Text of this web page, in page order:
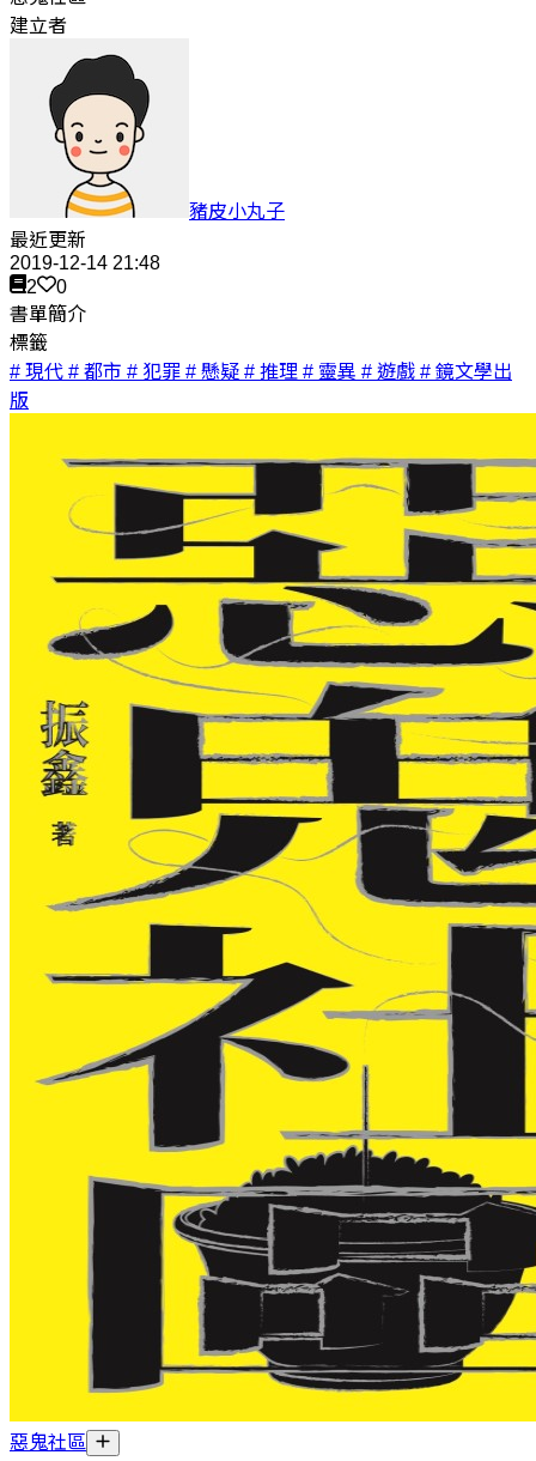
建立者
豬皮小丸子
最近更新
2019-12-14 21:48
2
0
書單簡介
標籤
# 現代 # 都市 # 犯罪 # 懸疑 # 推理 # 靈異 # 遊戲 # 鏡文學出
版
惡鬼社區